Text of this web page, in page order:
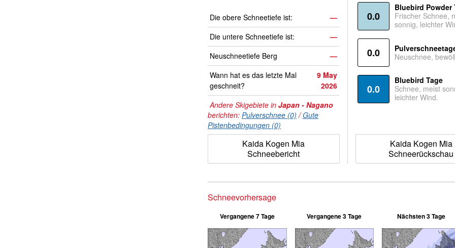
Die obere Schneetiefe ist:
—
Die untere Schneetiefe ist:
—
Neuschneetiefe Berg
—
Wann hat es das letzte Mal
geschneit?
9 May
2026
Andere Skigebiete in Japan - Nagano
berichten: Pulverschnee (0) /Gute
Pistenbedingungen (0)
Kaida Kogen Mia
Schneebericht
0.0
Bluebird Powder
Frischer Schnee,
sonnig, leichter
0.0
Neuschnee,
0.0
Bluebird Tage
Schnee, meist
leichter Wind.
Kaida Kogen Mia
Schneerückschau
Schneevorhersage
Vergangene 7 Tage Vergangene 3 Tage Nächsten 3 Tage